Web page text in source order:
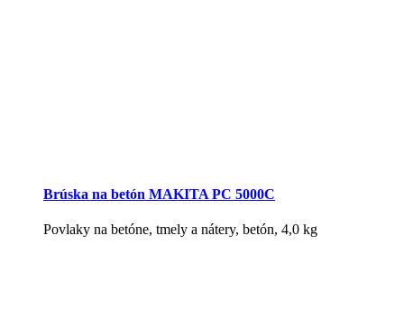
Brúska na betón MAKITA PC 5000C
Povlaky na betóne, tmely a nátery, betón, 4,0 kg